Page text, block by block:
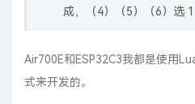
成，（4）（5）（6）选 1
Air700E和ESP32C3我都是使用
式来开发的。